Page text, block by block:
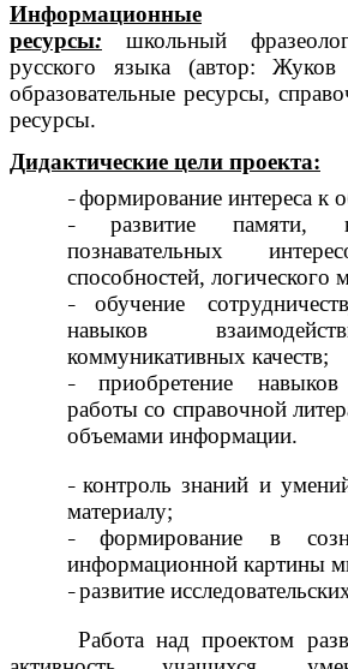
Информационные
ресурсы: школьный
русского языка (автор:
образовательные ресурсы,
ресурсы.
Дидактические цели проекта:
формирование интереса к
развитие памяти,
познавательных
способностей, логического
обучение
навыков
коммуникативных качеств;
приобретение навыков
работы со справочной
объемами информации.
контроль знаний и
материалу;
формирование в
информационной картины
развитие
Работа над проектом